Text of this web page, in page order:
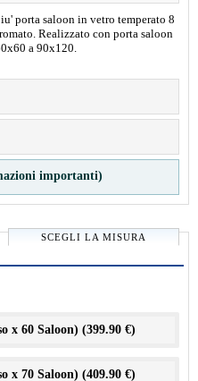
porta saloon in vetro temperato 8
Realizzato con porta saloon
a 90x120.
importanti)
SCEGLI LA MISURA
x 60 Saloon) (399.90 €)
x 70 Saloon) (409.90 €)